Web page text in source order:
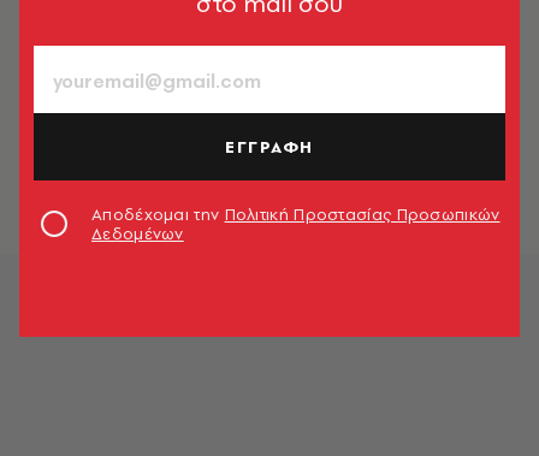
ΚΟΣΜΟΣ
Ποιος είναι ο Keir Starmer που
Βρετανία
ΕΓΓΡΑΦΗ
Αποδέχομαι την Πολιτική Προστασίας Προσωπικών
Δεδομένων